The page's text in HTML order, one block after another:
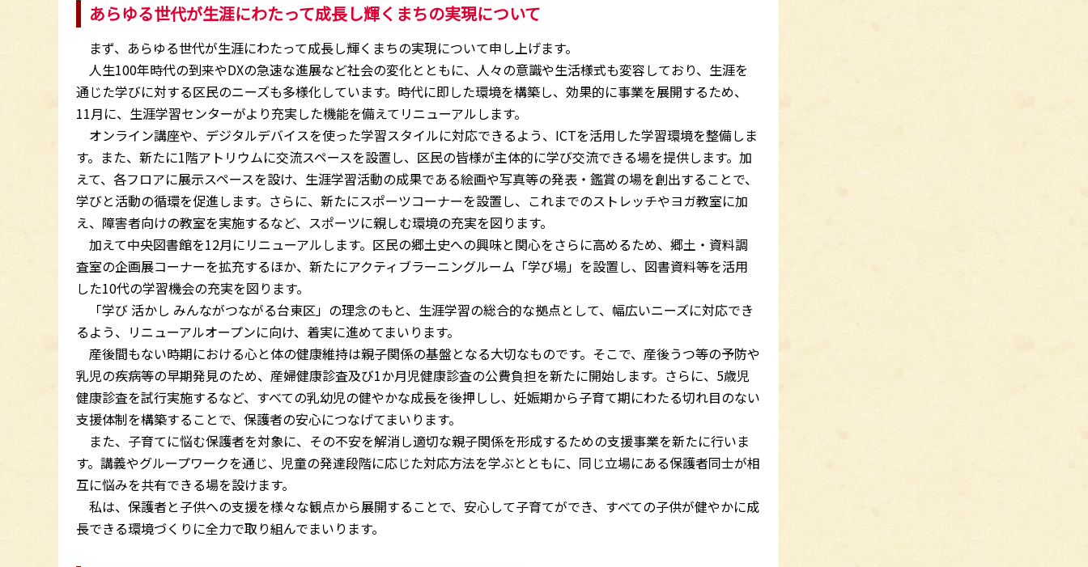
あらゆる世代が生涯にわたって成長し輝くまちの実現について
まず、あらゆる世代が生涯にわたって成長し輝くまちの実現について申し上げます。
人生100年時代の到来やDXの急速な進展など社会の変化とともに、人々の意識や生活様式も変容しており、生涯を
通じた学びに対する区民のニーズも多様化しています。時代に即した環境を構築し、効果的に事業を展開するため、
11月に、生涯学習センターがより充実した機能を備えてリニューアルします。
オンライン講座や、デジタルデバイスを使った学習スタイルに対応できるよう、ICTを活用した学習環境を整備しま
す。また、新たに1階アトリウムに交流スペースを設置し、区民の皆様が主体的に学び交流できる場を提供します。加
えて、各フロアに展示スペースを設け、生涯学習活動の成果である絵画や写真等の発表・鑑賞の場を創出することで、
学びと活動の循環を促進します。さらに、新たにスポーツコーナーを設置し、これまでのストレッチやヨガ教室に加
え、障害者向けの教室を実施するなど、スポーツに親しむ環境の充実を図ります。
加えて中央図書館を12月にリニューアルします。区民の郷土史への興味と関心をさらに高めるため、郷土・資料調
査室の企画展コーナーを拡充するほか、新たにアクティブラーニングルーム「学び場」を設置し、図書資料等を活用
した10代の学習機会の充実を図ります。
「学び 活かし みんながつながる台東区」の理念のもと、生涯学習の総合的な拠点として、幅広いニーズに対応でき
るよう、リニューアルオープンに向け、着実に進めてまいります。
産後間もない時期における心と体の健康維持は親子関係の基盤となる大切なものです。そこで、産後うつ等の予防や
乳児の疾病等の早期発見のため、産婦健康診査及び1か月児健康診査の公費負担を新たに開始します。さらに、5歳児
健康診査を試行実施するなど、すべての乳幼児の健やかな成長を後押しし、妊娠期から子育て期にわたる切れ目のない
支援体制を構築することで、保護者の安心につなげてまいります。
また、子育てに悩む保護者を対象に、その不安を解消し適切な親子関係を形成するための支援事業を新たに行いま
す。講義やグループワークを通じ、児童の発達段階に応じた対応方法を学ぶとともに、同じ立場にある保護者同士が相
互に悩みを共有できる場を設けます。
私は、保護者と子供への支援を様々な観点から展開することで、安心して子育てができ、すべての子供が健やかに成
長できる環境づくりに全力で取り組んでまいります。